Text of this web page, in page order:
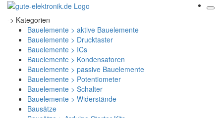
-> Kategorien
Bauelemente > aktive Bauelemente
Bauelemente > Drucktaster
Bauelemente > ICs
Bauelemente > Kondensatoren
Bauelemente > passive Bauelemente
Bauelemente > Potentiometer
Bauelemente > Schalter
Bauelemente > Widerstände
Bausätze